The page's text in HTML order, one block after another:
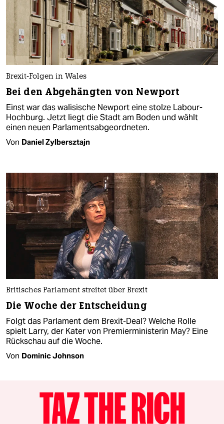
Brexit-Folgen in Wales
Bei den Abgehängten von Newport
Einst war das walisische Newport eine stolze Labour-
Hochburg. Jetzt liegt die Stadt am Boden und wählt
einen neuen Parlamentsabgeordneten.
Von Daniel Zylbersztajn
Britisches Parlament streitet über Brexit
Die Woche der Entscheidung
Folgt das Parlament dem Brexit-Deal? Welche Rolle
spielt Larry, der Kater von Premierministerin May? Eine
Rückschau auf die Woche.
Von Dominic Johnson